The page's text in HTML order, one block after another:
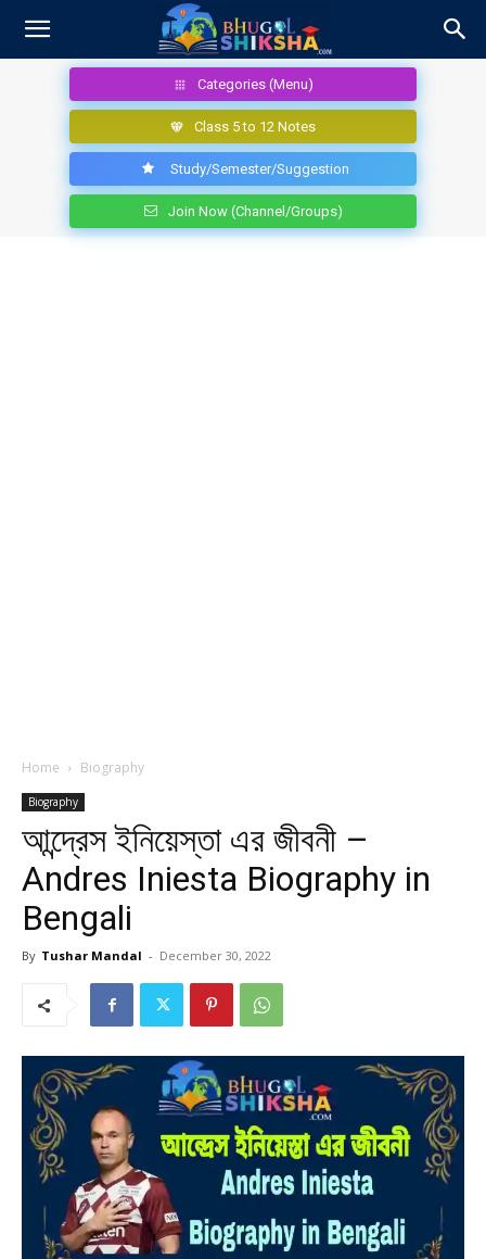
Categories (Menu)
Class 5 to 12 Notes
Study/Semester/Suggestion
Join Now (Channel/Groups)
Home Biography
Biography
আন্দ্রেস ইনিয়েস্তা এর জীবনী –
Andres Iniesta Biography in
Bengali
By Tushar Mandal - December 30, 2022